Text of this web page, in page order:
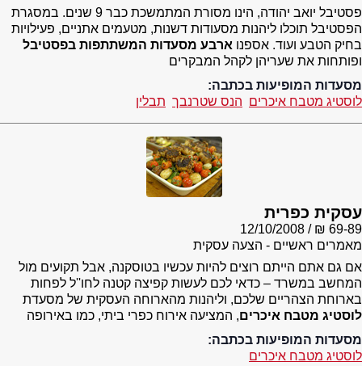
פסטיבל יואב יהודה, הינו מסורת המתמשכת כבר 9 שנים. במסגרת
הפסטיבל תוכלו ליהנות מסעודות דשנות, מטעמים אתניים, פעילויות
בחיק הטבע ועוד. אספנו ארבע מסעדות המשתתפות בפסטיבל
ופותחות את שעריהן לקהל המבקרים
מסעדות המופיעות בכתבה:
לוסטיג מטבח איכרים הנס שטרנבך תבלין
עסקית כפרית
69-89 ₪
12/10/2008
מאמרים ראשיים - הצעה עסקית
אם גם אתם הייתם רוצים להיות עכשיו בטוסקנה, אבל תקועים מול
המחשב במשרד – כדאי לכם לעשות קפיצה קטנה לחו''ל לפחות
בארוחת הצהריים שלכם, וליהנות מהארוחה העסקית של מסעדת
לוסטיג מטבח איכרים, המציעה אירוח כפרי ביתי, כמו באירופה
מסעדות המופיעות בכתבה:
לוסטיג מטבח איכרים